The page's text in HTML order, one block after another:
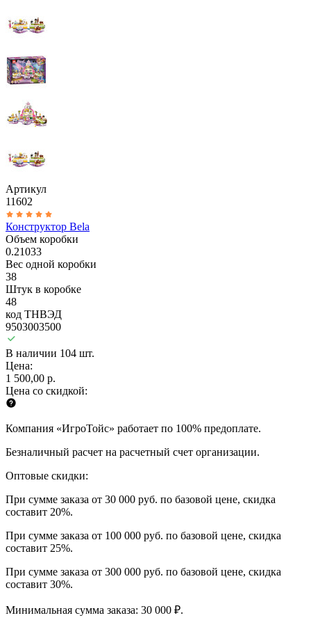
Артикул
11602
Конструктор Bela
Объем коробки
0.21033
Вес одной коробки
38
Штук в коробке
48
код ТНВЭД
9503003500
В наличии 104 шт.
Цена:
1 500,00 р.
Цена со скидкой:
Компания «ИгроТойс» работает по 100% предоплате.
Безналичный расчет на расчетный счет организации.
Оптовые скидки:
При сумме заказа от 30 000 руб. по базовой цене, скидка
составит 20%.
При сумме заказа от 100 000 руб. по базовой цене, скидка
составит 25%.
При сумме заказа от 300 000 руб. по базовой цене, скидка
составит 30%.
Минимальная сумма заказа: 30 000 ₽.